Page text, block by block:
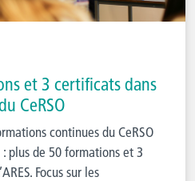
et 3 certificats dans
CeRSO
continues du CeRSO
plus de 50 formations et 3
Focus sur les